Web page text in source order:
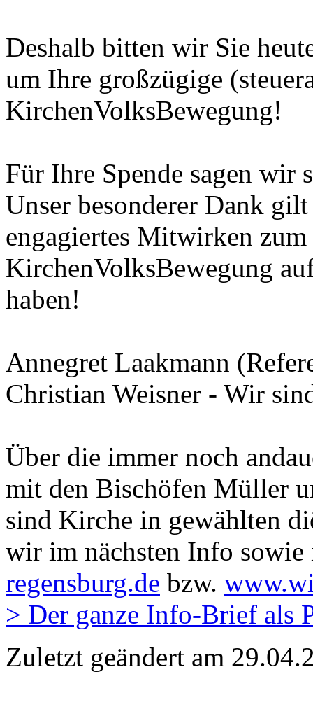
Deshalb bitten wir Sie
um Ihre großzügige
KirchenVolksBewegung!
Für Ihre Spende sagen wir
Unser besonderer Dank
engagiertes Mitwirken
KirchenVolksBewegung
haben!
Annegret Laakmann
Christian Weisner - Wir
Über die immer noch
mit den Bischöfen Müller
sind Kirche in gewählten
wir im nächsten Info
regensburg.de bzw.
> Der ganze Info-Brief als
Zuletzt geändert am